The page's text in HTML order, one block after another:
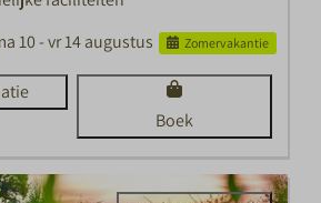
10 - vr 14 augustus
Zomervakantie
Boek